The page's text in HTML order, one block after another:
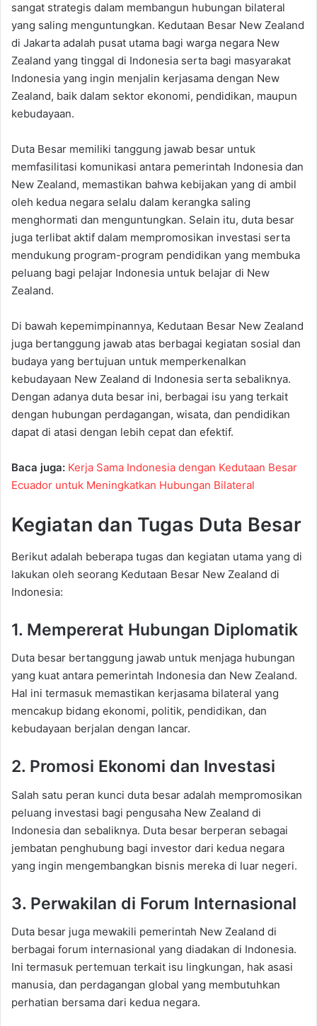
sangat strategis dalam membangun hubungan bilateral
yang saling menguntungkan. Kedutaan Besar New Zealand
di Jakarta adalah pusat utama bagi warga negara New
Zealand yang tinggal di Indonesia serta bagi masyarakat
Indonesia yang ingin menjalin kerjasama dengan New
Zealand, baik dalam sektor ekonomi, pendidikan, maupun
kebudayaan.
Duta Besar memiliki tanggung jawab besar untuk
memfasilitasi komunikasi antara pemerintah Indonesia dan
New Zealand, memastikan bahwa kebijakan yang di ambil
oleh kedua negara selalu dalam kerangka saling
menghormati dan menguntungkan. Selain itu, duta besar
juga terlibat aktif dalam mempromosikan investasi serta
mendukung program-program pendidikan yang membuka
peluang bagi pelajar Indonesia untuk belajar di New
Zealand.
Di bawah kepemimpinannya, Kedutaan Besar New Zealand
juga bertanggung jawab atas berbagai kegiatan sosial dan
budaya yang bertujuan untuk memperkenalkan
kebudayaan New Zealand di Indonesia serta sebaliknya.
Dengan adanya duta besar ini, berbagai isu yang terkait
dengan hubungan perdagangan, wisata, dan pendidikan
dapat di atasi dengan lebih cepat dan efektif.
Baca juga: Kerja Sama Indonesia dengan Kedutaan Besar
Ecuador untuk Meningkatkan Hubungan Bilateral
Kegiatan dan Tugas Duta Besar
Berikut adalah beberapa tugas dan kegiatan utama yang di
lakukan oleh seorang Kedutaan Besar New Zealand di
Indonesia:
1. Mempererat Hubungan Diplomatik
Duta besar bertanggung jawab untuk menjaga hubungan
yang kuat antara pemerintah Indonesia dan New Zealand.
Hal ini termasuk memastikan kerjasama bilateral yang
mencakup bidang ekonomi, politik, pendidikan, dan
kebudayaan berjalan dengan lancar.
2. Promosi Ekonomi dan Investasi
Salah satu peran kunci duta besar adalah mempromosikan
peluang investasi bagi pengusaha New Zealand di
Indonesia dan sebaliknya. Duta besar berperan sebagai
jembatan penghubung bagi investor dari kedua negara
yang ingin mengembangkan bisnis mereka di luar negeri.
3. Perwakilan di Forum Internasional
Duta besar juga mewakili pemerintah New Zealand di
berbagai forum internasional yang diadakan di Indonesia.
Ini termasuk pertemuan terkait isu lingkungan, hak asasi
manusia, dan perdagangan global yang membutuhkan
perhatian bersama dari kedua negara.